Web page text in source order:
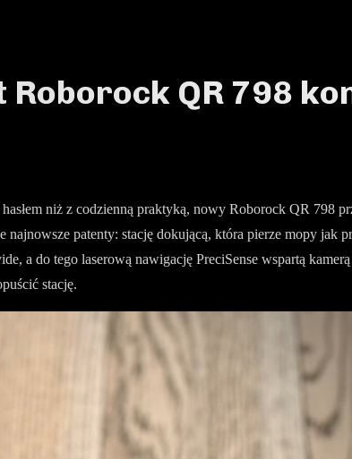
QR 798
niż z codzienną praktyką, nowy Roborock QR 798
patenty: stację dokującą, która pierze mopy jak
a do tego laserową nawigację PreciSense wspartą
stację.